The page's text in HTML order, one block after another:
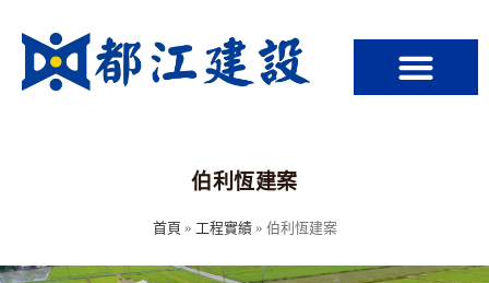
伯利恆建案
首頁 » 工程實績» 伯利恆建案